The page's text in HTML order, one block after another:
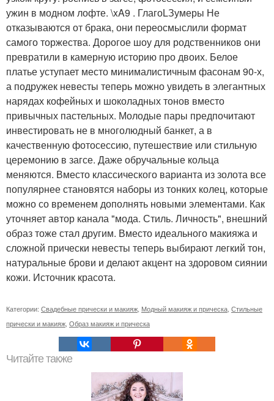
ужин в модном лофте. \xA9 . ГлагоLЗумеры Не
отказываются от брака, они переосмыслили формат
самого торжества. Дорогое шоу для родственников они
превратили в камерную историю про двоих. Белое
платье уступает место минималистичным фасонам 90-х,
а подружек невесты теперь можно увидеть в элегантных
нарядах кофейных и шоколадных тонов вместо
привычных пастельных. Молодые пары предпочитают
инвестировать не в многолюдный банкет, а в
качественную фотосессию, путешествие или стильную
церемонию в загсе. Даже обручальные кольца
меняются. Вместо классического варианта из золота все
популярнее становятся наборы из тонких колец, которые
можно со временем дополнять новыми элементами. Как
уточняет автор канала "мода. Стиль. Личность", внешний
образ тоже стал другим. Вместо идеального макияжа и
сложной прически невесты теперь выбирают легкий тон,
натуральные брови и делают акцент на здоровом сиянии
кожи. Источник красота.
Категории: Свадебные прически и макияж Модный макияж и прическа Стильные
прически и макияж Образ макияж и прическа
Читайте также